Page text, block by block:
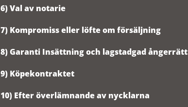
6) Val av notarie
7) Kompromiss eller löfte om försäljning
8) Garanti Insättning och lagstadgad ångerrätt
9) Köpekontraktet
10) Efter överlämnande av nycklarna